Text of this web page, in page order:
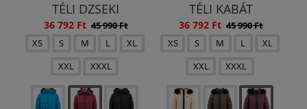
TÉLI DZSEKI
36 792 Ft 45 990 Ft
XS
S M L
XL
XXL
XXXL
TÉLI KABÁT
36 792 Ft 45 990 Ft
XS
S M L
XL
XXL
XXXL